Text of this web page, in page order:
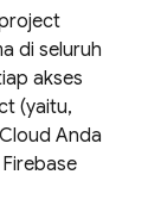
di seluruh
akses
(yaitu,
Anda